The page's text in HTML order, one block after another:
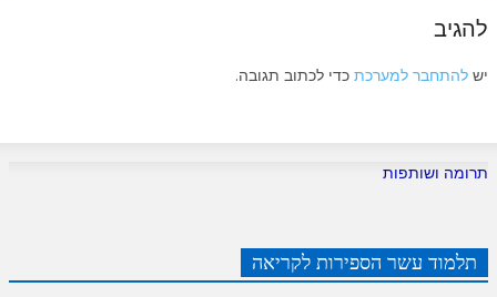
להגיב
יש להתחבר למערכת כדי לכתוב תגובה.
תרומה ושותפות
תלמוד עשר הספירות לקריאה